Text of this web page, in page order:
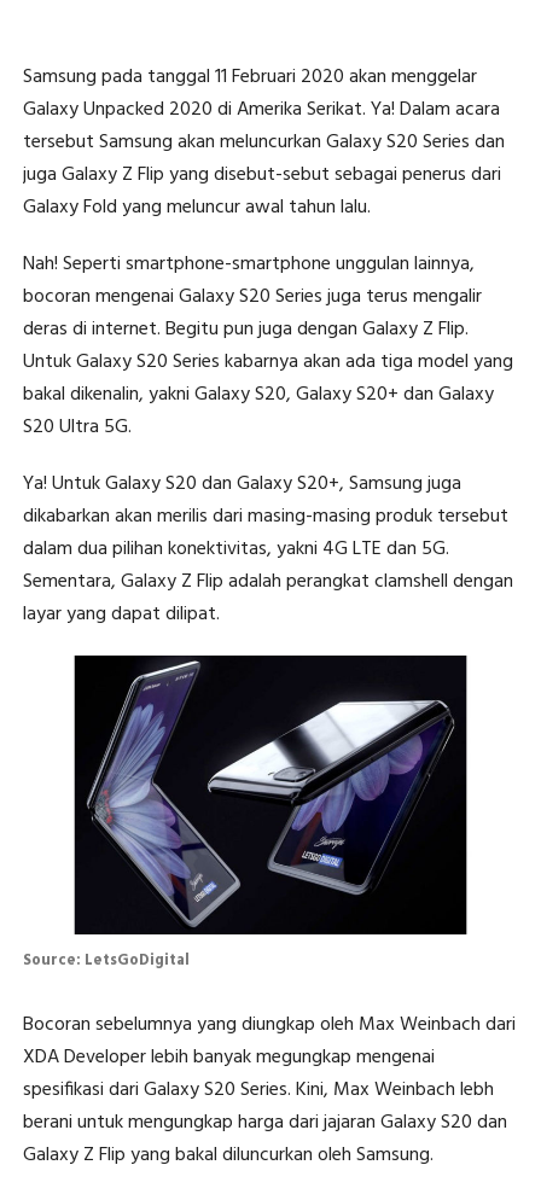
Samsung pada tanggal 11 Februari 2020 akan menggelar
Galaxy Unpacked 2020 di Amerika Serikat. Ya! Dalam acara
tersebut Samsung akan meluncurkan Galaxy S20 Series dan
juga Galaxy Z Flip yang disebut-sebut sebagai penerus dari
Galaxy Fold yang meluncur awal tahun lalu.
Nah! Seperti smartphone-smartphone unggulan lainnya,
bocoran mengenai Galaxy S20 Series juga terus mengalir
deras di internet. Begitu pun juga dengan Galaxy Z Flip.
Untuk Galaxy S20 Series kabarnya akan ada tiga model yang
bakal dikenalin, yakni Galaxy S20, Galaxy S20+ dan Galaxy
S20 Ultra 5G.
Ya! Untuk Galaxy S20 dan Galaxy S20+, Samsung juga
dikabarkan akan merilis dari masing-masing produk tersebut
dalam dua pilihan konektivitas, yakni 4G LTE dan 5G.
Sementara, Galaxy Z Flip adalah perangkat clamshell dengan
layar yang dapat dilipat.
Source: LetsGoDigital
Bocoran sebelumnya yang diungkap oleh Max Weinbach dari
XDA Developer lebih banyak megungkap mengenai
spesifikasi dari Galaxy S20 Series. Kini, Max Weinbach lebh
berani untuk mengungkap harga dari jajaran Galaxy S20 dan
Galaxy Z Flip yang bakal diluncurkan oleh Samsung.